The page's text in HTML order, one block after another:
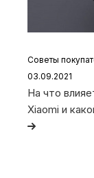
Советы
03.09.2021
На что
Xiaomi и